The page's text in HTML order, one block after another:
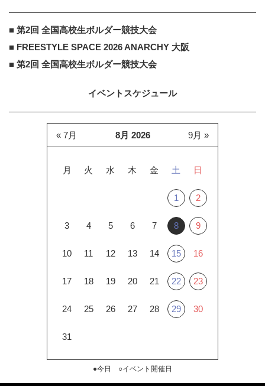
■ 第2回 全国高校生ボルダー競技大会
■ FREESTYLE SPACE 2026 ANARCHY 大阪
■ 第2回 全国高校生ボルダー競技大会
イベントスケジュール
8月 2026
月 火 水 木 金 土 日
1 2
3 4 5 6 7 8 9
10 11 12 13 14 15 16
17 18 19 20 21 22 23
24 25 26 27 28 29 30
31
« 7月 9月 »
●今日 ○イベント開催日